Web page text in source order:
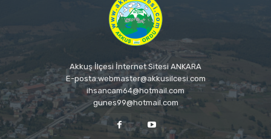
Akkuş İlçesi İnternet Sitesi ANKARA
E-posta:webmaster@akkusilcesi.com
ihsancam64@hotmail.com
gunes99@hotmail.com